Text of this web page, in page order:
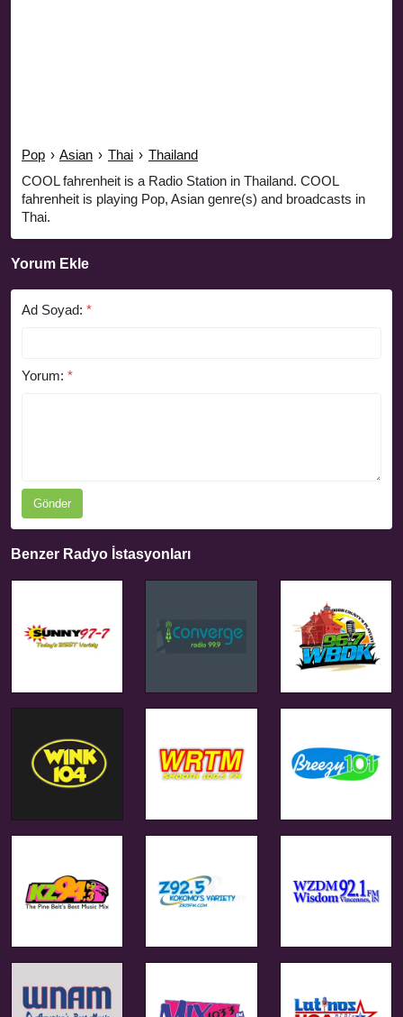
Pop › Asian › Thai › Thailand
COOL fahrenheit is a Radio Station in Thailand. COOL
fahrenheit is playing Pop, Asian genre(s) and broadcasts in
Thai.
Yorum Ekle
Ad Soyad: *
Yorum: *
Gönder
Benzer Radyo İstasyonları